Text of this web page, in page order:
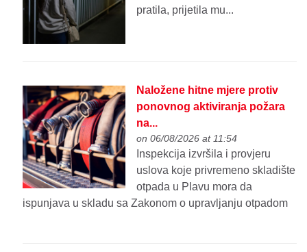
pratila, prijetila mu...
Naložene hitne mjere protiv
ponovnog aktiviranja požara
na...
on 06/08/2026 at 11:54
Inspekcija izvršila i provjeru
uslova koje privremeno skladište
otpada u Plavu mora da
ispunjava u skladu sa Zakonom o upravljanju otpadom